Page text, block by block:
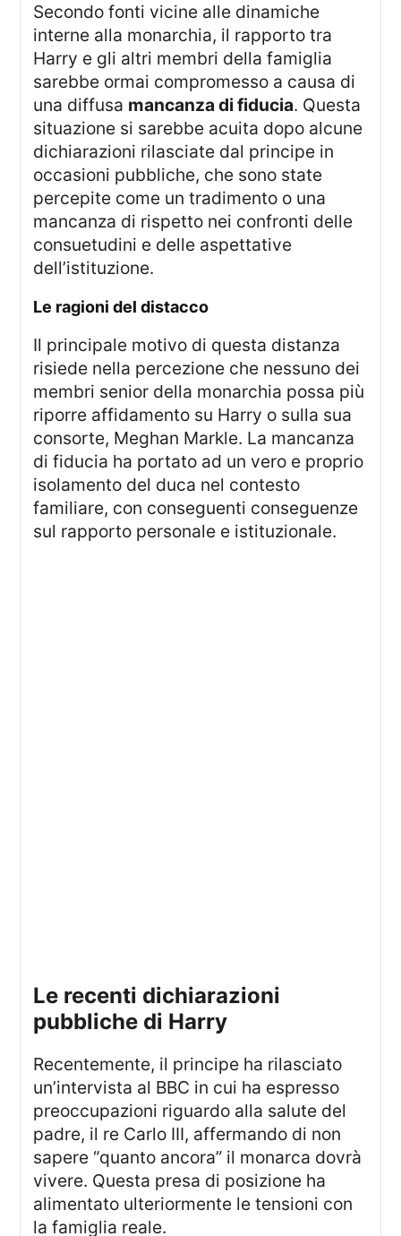
Secondo fonti vicine alle dinamiche
interne alla monarchia, il rapporto tra
Harry e gli altri membri della famiglia
sarebbe ormai compromesso a causa di
una diffusa mancanza di fiducia. Questa
situazione si sarebbe acuita dopo alcune
dichiarazioni rilasciate dal principe in
occasioni pubbliche, che sono state
percepite come un tradimento o una
mancanza di rispetto nei confronti delle
consuetudini e delle aspettative
dell’istituzione.
le ragioni del distacco
Il principale motivo di questa distanza
risiede nella percezione che nessuno dei
membri senior della monarchia possa più
riporre affidamento su Harry o sulla sua
consorte, Meghan Markle. La mancanza
di fiducia ha portato ad un vero e proprio
isolamento del duca nel contesto
familiare, con conseguenti conseguenze
sul rapporto personale e istituzionale.
le recenti dichiarazioni
pubbliche di Harry
Recentemente, il principe ha rilasciato
un’intervista al BBC in cui ha espresso
preoccupazioni riguardo alla salute del
padre, il re Carlo III, affermando di non
sapere “quanto ancora” il monarca dovrà
vivere. Questa presa di posizione ha
alimentato ulteriormente le tensioni con
la famiglia reale.